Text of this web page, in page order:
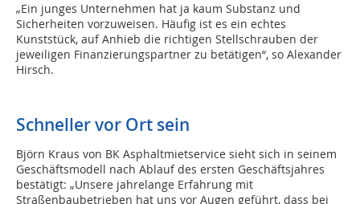
„Ein junges Unternehmen hat ja kaum Substanz und
Sicherheiten vorzuweisen. Häufig ist es ein echtes
Kunststück, auf Anhieb die richtigen Stellschrauben der
jeweiligen Finanzierungspartner zu betätigen“, so Alexander
Hirsch.
Schneller vor Ort sein
Björn Kraus von BK Asphaltmietservice sieht sich in seinem
Geschäftsmodell nach Ablauf des ersten Geschäftsjahres
bestätigt: „Unsere jahrelange Erfahrung mit
Straßenbaubetrieben hat uns vor Augen geführt, dass bei